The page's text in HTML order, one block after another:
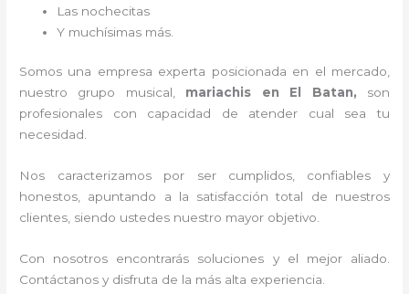
Las nochecitas
Y muchísimas más.
Somos una empresa experta posicionada en el mercado,
nuestro grupo musical, mariachis en El Batan, son
profesionales con capacidad de atender cual sea tu
necesidad.
Nos caracterizamos por ser cumplidos, confiables y
honestos, apuntando a la satisfacción total de nuestros
clientes, siendo ustedes nuestro mayor objetivo.
Con nosotros encontrarás soluciones y el mejor aliado.
Contáctanos y disfruta de la más alta experiencia.